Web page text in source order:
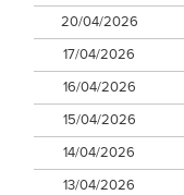
20/04/2026
17/04/2026
16/04/2026
15/04/2026
14/04/2026
13/04/2026